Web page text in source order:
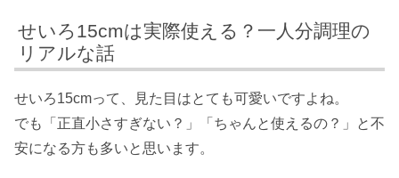
せいろ15cmは実際使える？一人分調理の
リアルな話
せいろ15cmって、見た目はとても可愛いですよね。
でも「正直小さすぎない？」「ちゃんと使えるの？」と不
安になる方も多いと思います。